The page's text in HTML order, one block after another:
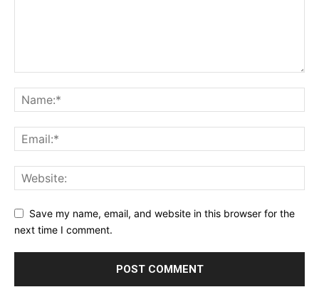
Save my name, email, and website in this browser for the
next time I comment.